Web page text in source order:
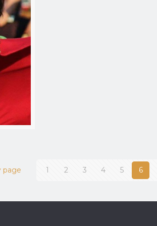
page 1 2 3 4 5 6